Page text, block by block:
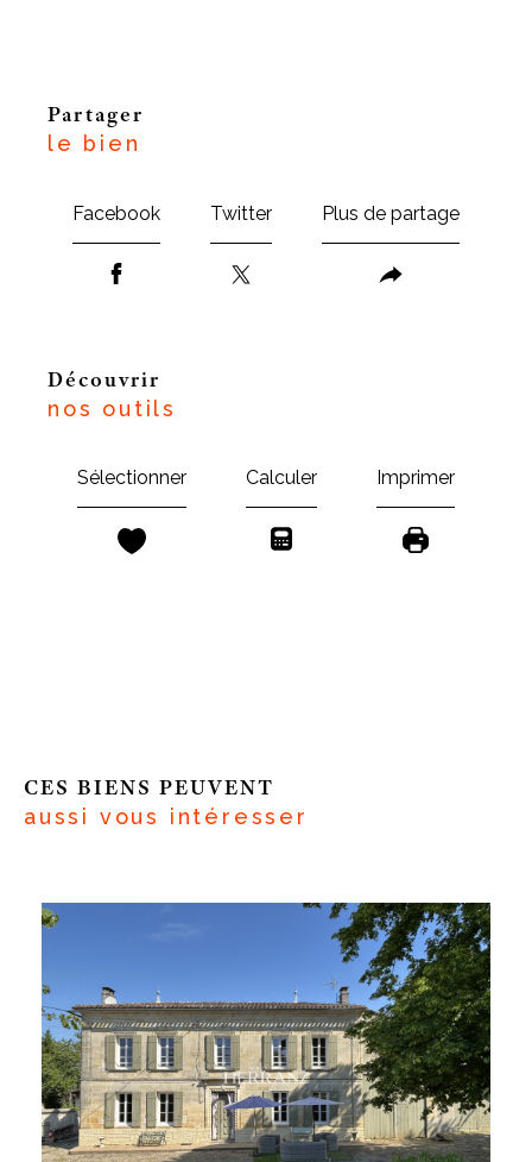
partager
le bien
Facebook Twitter Plus de partage
découvrir
nos outils
Sélectionner Calculer Imprimer
CES BIENS PEUVENT
aussi vous intéresser